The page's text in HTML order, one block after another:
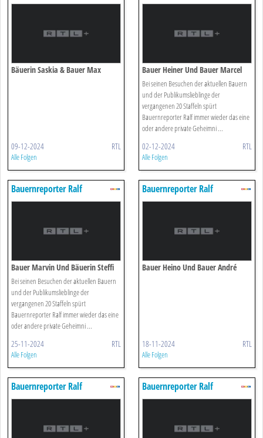
Bäuerin Saskia & Bauer Max
09-12-2024 RTL
Alle Folgen
Bauer Heiner Und Bauer Marcel
Bei seinen Besuchen der aktuellen Bauern
und der Publikumslieblinge der
vergangenen 20 Staffeln spürt
Bauernreporter Ralf immer wieder das eine
oder andere private Geheimni ...
02-12-2024 RTL
Alle Folgen
Bauernreporter Ralf
Bauer Marvin Und Bäuerin Steffi
Bei seinen Besuchen der aktuellen Bauern
und der Publikumslieblinge der
vergangenen 20 Staffeln spürt
Bauernreporter Ralf immer wieder das eine
oder andere private Geheimni ...
25-11-2024 RTL
Alle Folgen
Bauernreporter Ralf
Bauer Heino Und Bauer André
18-11-2024 RTL
Alle Folgen
Bauernreporter Ralf Bauernreporter Ralf